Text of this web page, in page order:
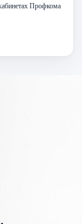
Профкома